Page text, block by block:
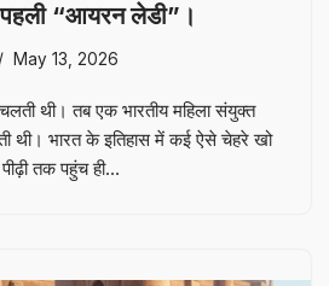
“आयरन लेडी”।
May 13, 2026
थी। तब एक भारतीय महिला संयुक्त
थी। भारत के इतिहास में कई ऐसे चेहरे खो
तक पहुंच ही…